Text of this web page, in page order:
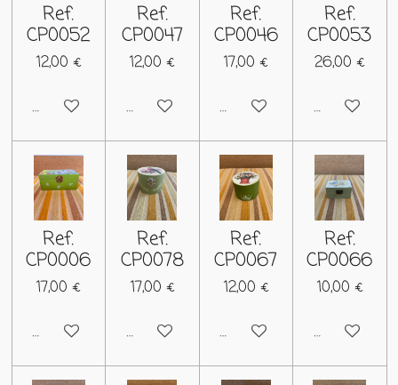
Ref.
CP0052
12,00 €
Deshabilitado
Ref.
CP0047
12,00 €
Deshabilitado
Ref.
CP0046
17,00 €
Deshabilitado
Ref.
CP0053
26,00 €
Ref.
CP0006
17,00 €
Deshabilitado
Ref.
CP0078
17,00 €
Deshabilitado
Ref.
CP0067
12,00 €
Deshabilitado
Ref.
CP0066
10,00 €